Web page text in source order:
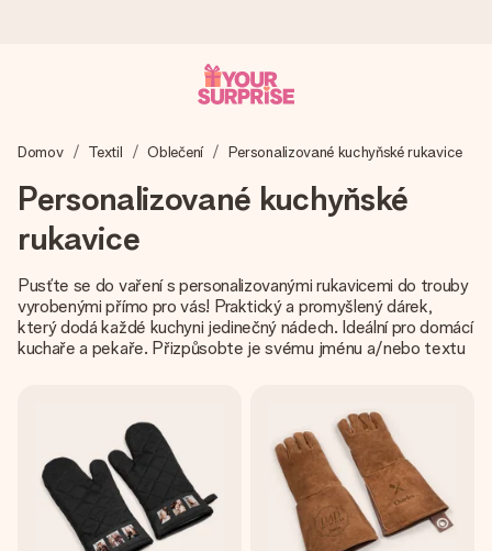
Váš dárek vytvoříme s láskou a bleskově odešleme –
tom nejvíc záleží.
4,8 (na základě +15 000 recenzí)
Naše dárky inspirují. Zákazníci nás na Google Reviews
hodnotí známkou 4,8.
Přáníčko zdarma
Vytvořte něco jedinečného během několika kroků – s jejím
jménem, vaší fotografií nebo vzkazem, který doopravdy
zahřeje u srdce. Žádné zbytečné složitosti, jen spousta
lásky pro daný okamžik.
Domov Textil Oblečení Personalizované kuchyňské rukavice
Personalizované kuchyňské
rukavice
Pusťte se do vaření s personalizovanými rukavicemi do trouby
vyrobenými přímo pro vás! Praktický a promyšlený dárek,
který dodá každé kuchyni jedinečný nádech. Ideální pro domácí
kuchaře a pekaře. Přizpůsobte je svému jménu a/nebo textu